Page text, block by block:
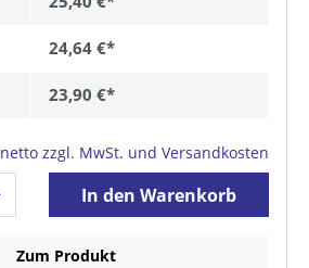
24,64 €*
23,90 €*
netto zzgl. MwSt. und Versandkosten
In den Warenkorb
Zum Produkt